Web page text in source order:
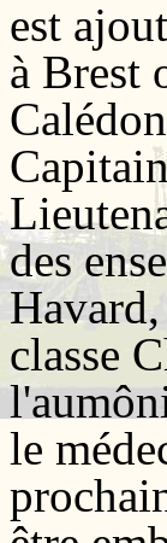
est
à Brest
des
classe
le